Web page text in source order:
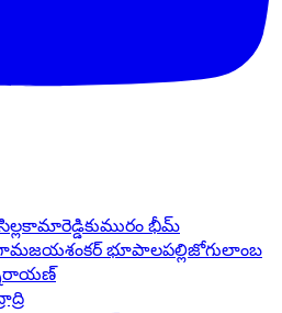
కామారెడ్డికుమురం భీమ్
జయశంకర్ భూపాలపల్లిజోగులాంబ
నారాయణ్